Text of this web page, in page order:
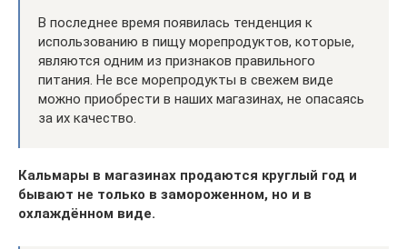
В последнее время появилась тенденция к
использованию в пищу морепродуктов, которые,
являются одним из признаков правильного
питания. Не все морепродукты в свежем виде
можно приобрести в наших магазинах, не опасаясь
за их качество.
Кальмары в магазинах продаются круглый год и
бывают не только в замороженном, но и в
охлаждённом виде.